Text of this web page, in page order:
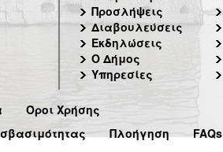
Προσλήψεις
Διαβουλεύσεις
Εκδηλώσεις
Ο Δήμος
Υπηρεσίες
Όροι Χρήσης
Πλοήγηση FAQs